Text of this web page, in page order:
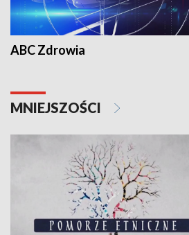
ABC Zdrowia
MNIEJSZOŚCI